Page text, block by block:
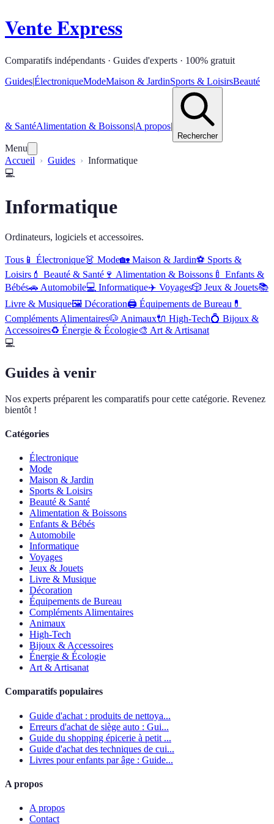
Vente Express
Comparatifs indépendants · Guides d'experts · 100% gratuit
Guides|ÉlectroniqueModeMaison & JardinSports & LoisirsBeauté
& SantéAlimentation & Boissons|A propos|
Rechercher
Menu
Accueil
Guides
Informatique
💻
Informatique
Ordinateurs, logiciels et accessoires.
Tous 📱 Électronique👗 Mode🏡 Maison & Jardin⚽ Sports &
Loisirs 💄 Beauté & Santé 🍷 Alimentation & Boissons 🍼 Enfants &
Bébés🚗 Automobile💻 Informatique✈️ Voyages🎲 Jeux & Jouets📚
Livre & Musique🖼️ Décoration🖨️ Équipements de Bureau 💊
Compléments Alimentaires🐶 Animaux🔌 High-Tech💍 Bijoux &
Accessoires♻️ Énergie & Écologie🎨 Art & Artisanat
💻
Guides à venir
Nos experts préparent les comparatifs pour cette catégorie. Revenez
bientôt !
Catégories
Électronique
Mode
Maison & Jardin
Sports & Loisirs
Beauté & Santé
Alimentation & Boissons
Enfants & Bébés
Automobile
Informatique
Voyages
Jeux & Jouets
Livre & Musique
Décoration
Équipements de Bureau
Compléments Alimentaires
Animaux
High-Tech
Bijoux & Accessoires
Énergie & Écologie
Art & Artisanat
Comparatifs populaires
Guide d'achat : produits de nettoya...
Erreurs d'achat de siège auto : Gui...
Guide du shopping épicerie à petit ...
Guide d'achat des techniques de cui...
Livres pour enfants par âge : Guide...
A propos
A propos
Contact